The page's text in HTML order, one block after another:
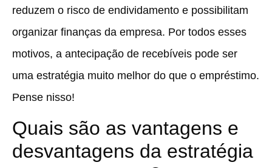
reduzem o risco de endividamento e possibilitam
organizar finanças da empresa. Por todos esses
motivos, a antecipação de recebíveis pode ser
uma estratégia muito melhor do que o empréstimo.
Pense nisso!
Quais são as vantagens e
desvantagens da estratégia